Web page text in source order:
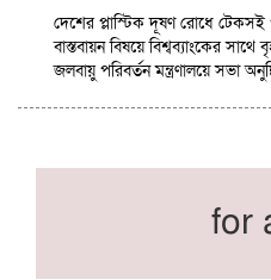
দেশের প্লাস্টিক দূষণ রোধে টেকসই
বাস্তবায়ন বিষয়ে বিশ্বব্যাংকের
জলবায়ু পরিবর্তন মন্ত্রণালয়ে সভা
for